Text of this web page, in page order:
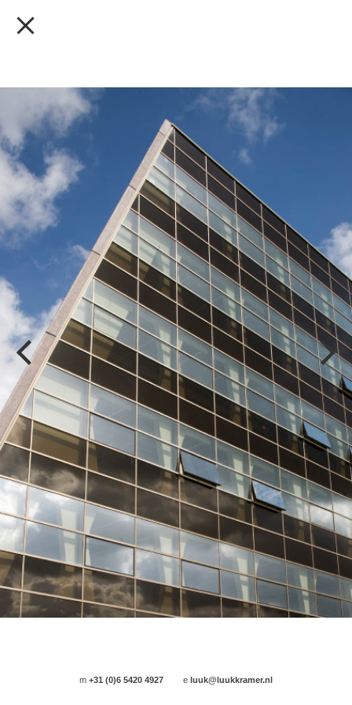
m+31 (0)6 5420 4927 e luuk@luukkramer.nl